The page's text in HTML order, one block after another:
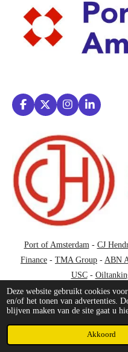
Deze website gebruikt cookies
en/of het tonen van advertenties.
blijven maken van de site gaat u
Akkoord
F
a
b
o
o
k
X
I
n
t
a
m
L
i
e
d
Port of Amsterdam- CJ
Finance - TMA Group - ABN
USC-